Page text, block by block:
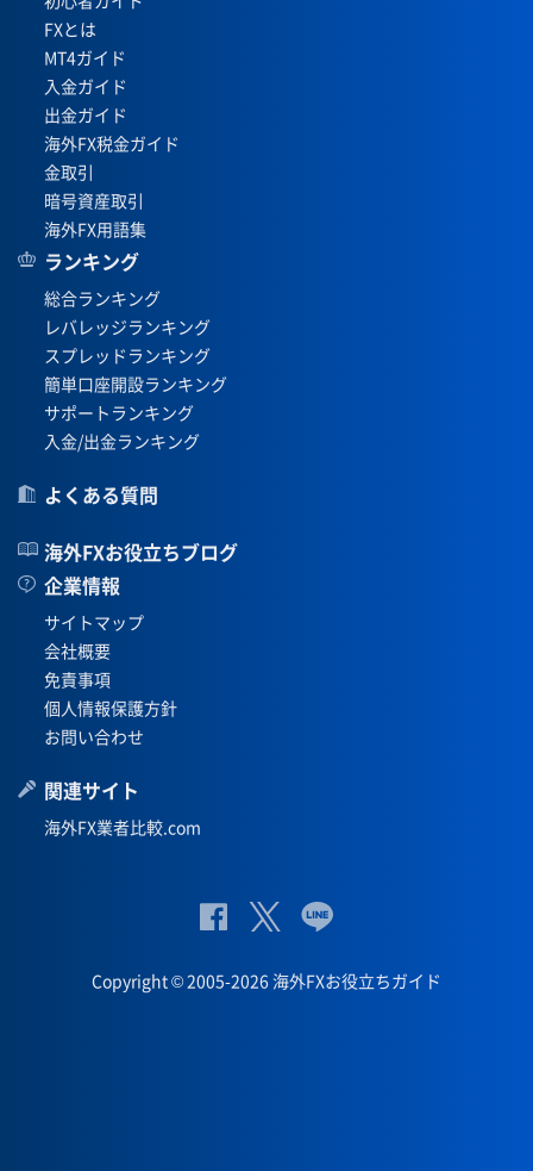
FXとは
MT4ガイド
入金ガイド
出金ガイド
海外FX税金ガイド
金取引
暗号資産取引
海外FX用語集
ランキング
総合ランキング
レバレッジランキング
スプレッドランキング
簡単口座開設ランキング
サポートランキング
入金/出金ランキング
よくある質問
海外FXお役立ちブログ
企業情報
サイトマップ
会社概要
免責事項
個人情報保護方針
お問い合わせ
関連サイト
海外FX業者比較.com
式
Fac
Twit
ter
式
Lin
Copyright © 2005-2026 海外FXお役立ちガイド